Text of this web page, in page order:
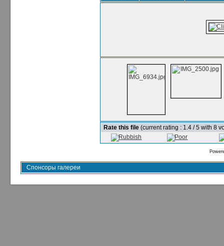
Rate this file (current rating : 1.4 / 5 with 8
Спонсоры галереи